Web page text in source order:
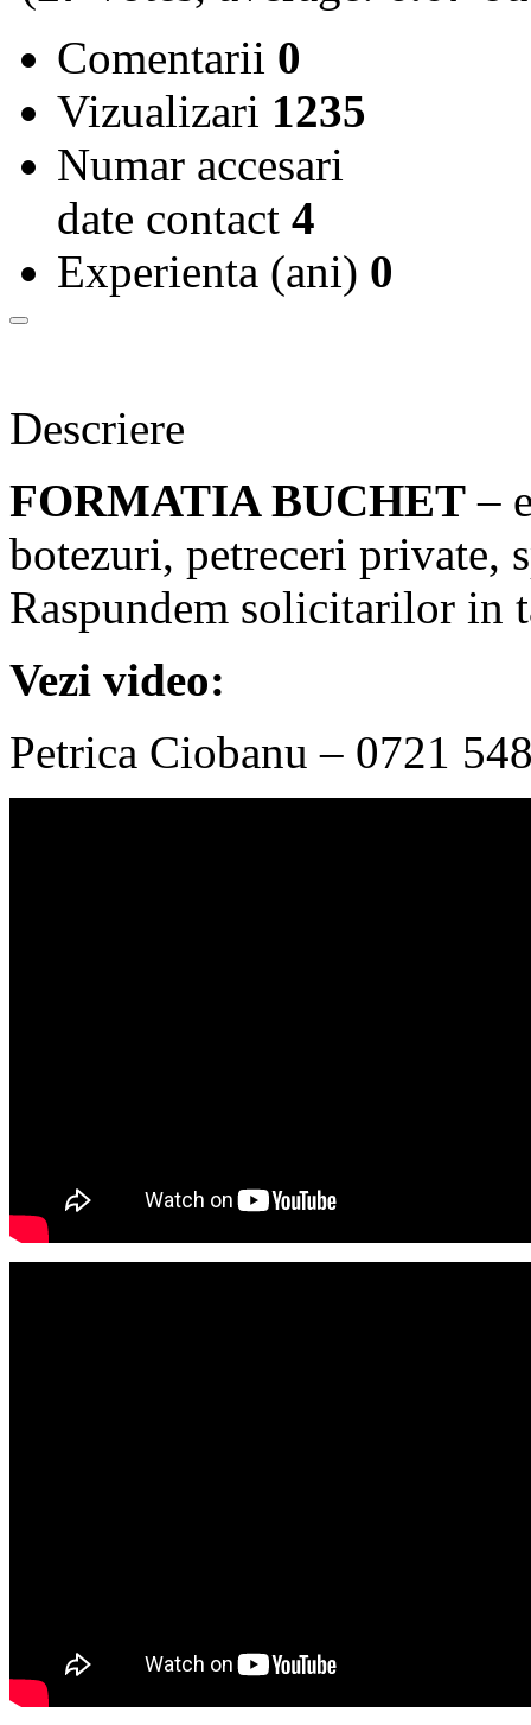
Comentarii 0
Vizualizari 1235
Numar accesari
date contact 4
Experienta (ani) 0
Descriere
FORMATIA BUCHET –
botezuri, petreceri private,
Raspundem solicitarilor in
Vezi video:
Petrica Ciobanu – 0721